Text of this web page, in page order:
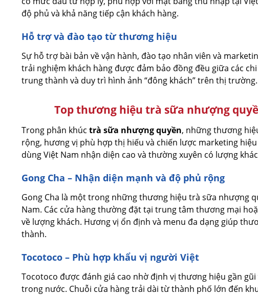
độ phủ và khả năng tiếp cận khách hàng.
Hỗ trợ và đào tạo từ thương hiệu
Sự hỗ trợ bài bản về vận hành, đào tạo nhân viên và
trải nghiệm khách hàng được đảm bảo đồng đều giữa các
trung thành và duy trì hình ảnh “đông khách” trên thị trường.
Top thương hiệu trà sữa nhượng
Trong phân khúc trà sữa nhượng quyền, những thương
rộng, hương vị phù hợp thị hiếu và chiến lược marketing
dùng Việt Nam nhận diện cao và thường xuyên có lượng
Gong Cha – Nhận diện mạnh và độ phủ rộng
Gong Cha là một trong những thương hiệu trà sữa nhượng
Nam. Các cửa hàng thường đặt tại trung tâm thương mại
về lượng khách. Hương vị ổn định và menu đa dạng giúp
thành.
Tocotoco – Phù hợp khẩu vị người Việt
Tocotoco được đánh giá cao nhờ định vị thương hiệu gần
trong nước. Chuỗi cửa hàng trải dài từ thành phố lớn đến